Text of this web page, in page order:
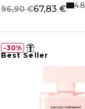
67,83 €
96,90 € 4.8
Best Seller
30%